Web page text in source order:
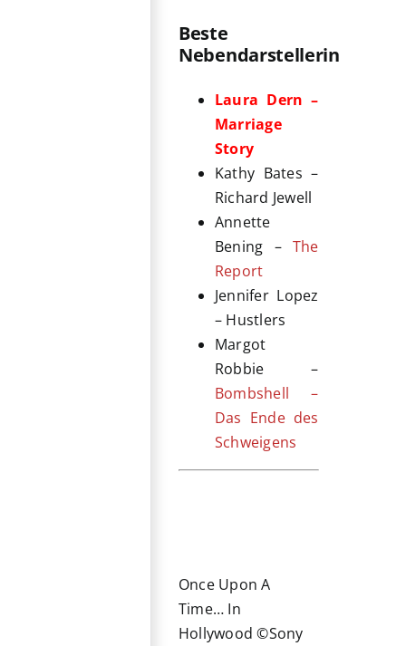
Beste
Nebendarstellerin
Laura Dern –
Marriage
Story
Kathy Bates –
Richard Jewell
Annette
Bening – The
Report
Jennifer Lopez
– Hustlers
Margot
Robbie –
Bombshell –
Das Ende des
Schweigens
Once Upon A
Time… In
Hollywood ©Sony